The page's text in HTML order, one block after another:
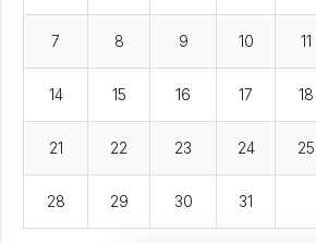
7 8 9 10 11
14 15 16 17 18
21 22 23 24 25
28 29 30 31